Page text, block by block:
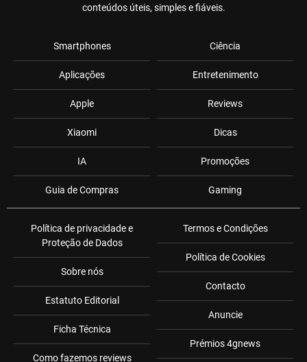
conteúdos úteis, simples e fiáveis.
Smartphones
Aplicações
Apple
Xiaomi
IA
Guia de Compras
Ciência
Entretenimento
Reviews
Dicas
Promoções
Gaming
Política de privacidade e
Proteção de Dados
Sobre nós
Estatuto Editorial
Ficha Técnica
Como fazemos reviews
Termos e Condições
Política de Cookies
Contacto
Anuncie
Prémios 4gnews